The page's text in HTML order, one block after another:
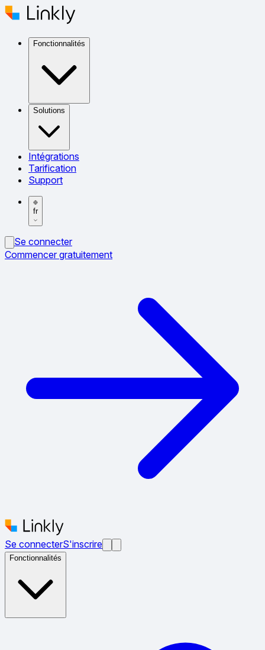
Fonctionnalités
Solutions
Intégrations
Tarification
Support
fr
Se connecter
Commencer gratuitement
Se connecterS'inscrire
Fonctionnalités